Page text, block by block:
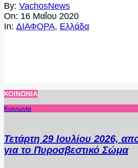
2020-
05-
16
By: VachosNews
On: 16 Μαΐου 2020
In: ΔΙΑΦΟΡΑ, Ελλάδα
ΚΟΙΝΩΝΊΑ
Κοινωνία
Τετάρτη 29 Ιουλίου 2026,
για το Πυροσβεστικό Σώμα